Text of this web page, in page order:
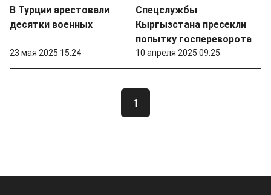
В Турции арестовали
десятки военных
23 мая 2025 15:24
Спецслужбы
Кыргызстана пресекли
попытку госпереворота
10 апреля 2025 09:25
1